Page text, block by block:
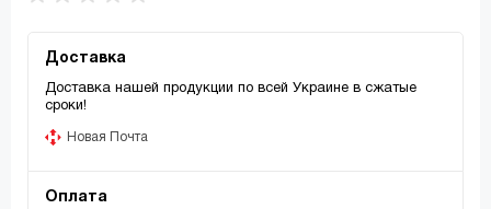
Доставка
Доставка нашей продукции по всей Украине в сжатые
сроки!
Новая Почта
Оплата